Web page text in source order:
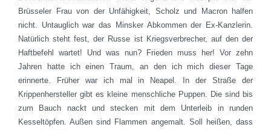
Brüsseler Frau von der Unfähigkeit, Scholz und Macron halfen
nicht. Untauglich war das Minsker Abkommen der Ex-Kanzlerin.
Natürlich steht fest, der Russe ist Kriegsverbrecher, auf den der
Haftbefehl wartet! Und was nun? Frieden muss her! Vor zehn
Jahren hatte ich einen Traum, an den ich mich dieser Tage
erinnerte. Früher war ich mal in Neapel. In der Straße der
Krippenhersteller gibt es kleine menschliche Puppen. Die sind bis
zum Bauch nackt und stecken mit dem Unterleib in runden
Kesseltöpfen. Außen sind Flammen angemalt. Soll heißen, dass